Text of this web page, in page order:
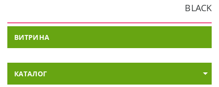
BLACK
ВИТРИНА
КАТАЛОГ